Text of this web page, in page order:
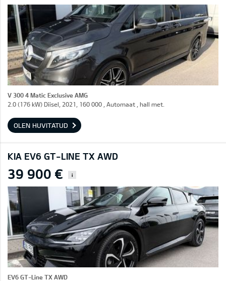
V 300 4 Matic Exclusive AMG
2.0 (176 kW) Diisel, 2021, 160 000 , Automaat , hall met.
OLEN HUVITATUD
KIA EV6 GT-LINE TX AWD
39 900 € i
EV6 GT-Line TX AWD